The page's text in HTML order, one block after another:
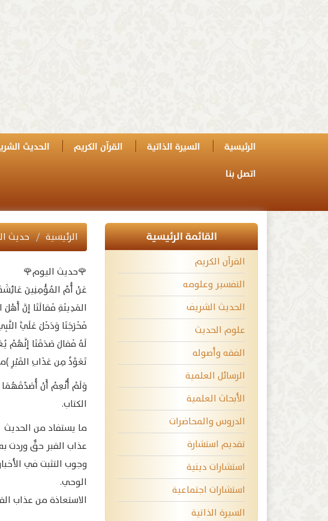
الرئيسية السيرة الذاتية القرآن الكريم الحديث
اتصل بنا
القائمة الرئيسية
القرآن الكريم
التفسير وعلومه
الحديث الشريف
علوم الحديث
الفقه وأصوله
الرسائل العلمية
الأبحاث العلمية
الدروس والمحاضرات
تقديم استشارة
استشارات دينية
استشارات اجتماعية
السيرة الذاتية
الرئيسية حديث اليوم
🌹حديث اليوم🌹
عَنْ أُمِّ المُؤْمِنِينَ
المَدِينَةِ فَقالَتَا إنَّ
فَخَرَجَتَا وَدَخَلَ عَلَيَّ
لَهُ فَقالَ صَدَقَتَا إنَّهُمْ
تَعَوَّذُ مِن عَذَابِ القَبْرِ
وَلَمْ أُنْعِمْ أَنْ
الكتاب.
ما يستفاد من الحديث
عذاب القبر حقٌّ وردت
وجوب التثبت في
الوحي.
الاستعاذة من عذاب